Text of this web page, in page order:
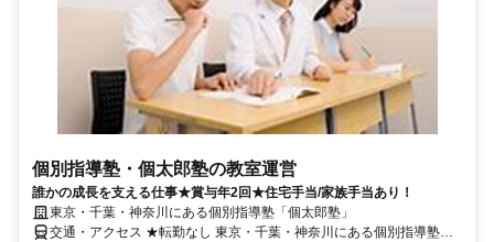
個別指導塾・個太郎塾の教室運営
誰かの成長を支える仕事★賞与年2回★住宅手当/家族手当あり！
東京・千葉・神奈川にある個別指導塾「個太郎塾」
交通・アクセス ★転勤なし 東京・千葉・神奈川にある個別指導塾